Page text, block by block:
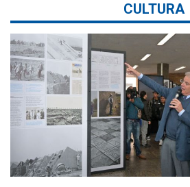
CULTURA